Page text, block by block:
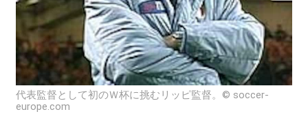
代表監督として初のＷ杯に挑むリッピ監督。© soccer-
europe.com